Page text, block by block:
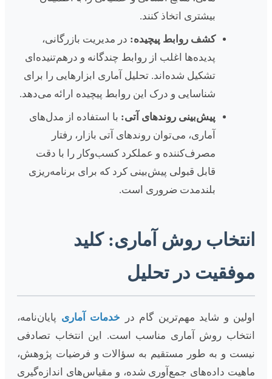
بیشتری اتخاذ کنند.
کشف روابط پیچیده: در مدیریت بازرگانی،
پدیده‌ها اغلب از روابط چندگانه و درهم‌تنیده‌ای
تشکیل شده‌اند. تحلیل آماری ابزارهایی را برای
شناسایی و درک این روابط پیچیده ارائه می‌دهد.
پیش‌بینی روندهای آتی: با استفاده از مدل‌های
آماری، می‌توان روندهای آتی بازار، رفتار
مصرف‌کننده و عملکرد کسب‌وکار را با دقت
قابل قبولی پیش‌بینی کرد که برای برنامه‌ریزی
بلندمدت ضروری است.
انتخاب روش آماری: کلید
موفقیت در تحلیل
اولین و شاید مهم‌ترین گام در خدمات آماری پایان‌نامه،
انتخاب روش آماری مناسب است. این انتخاب تصادفی
نیست و به طور مستقیم به سؤالات و فرضیات پژوهش،
ماهیت داده‌های جمع‌آوری شده، و مقیاس‌های اندازه‌گیری